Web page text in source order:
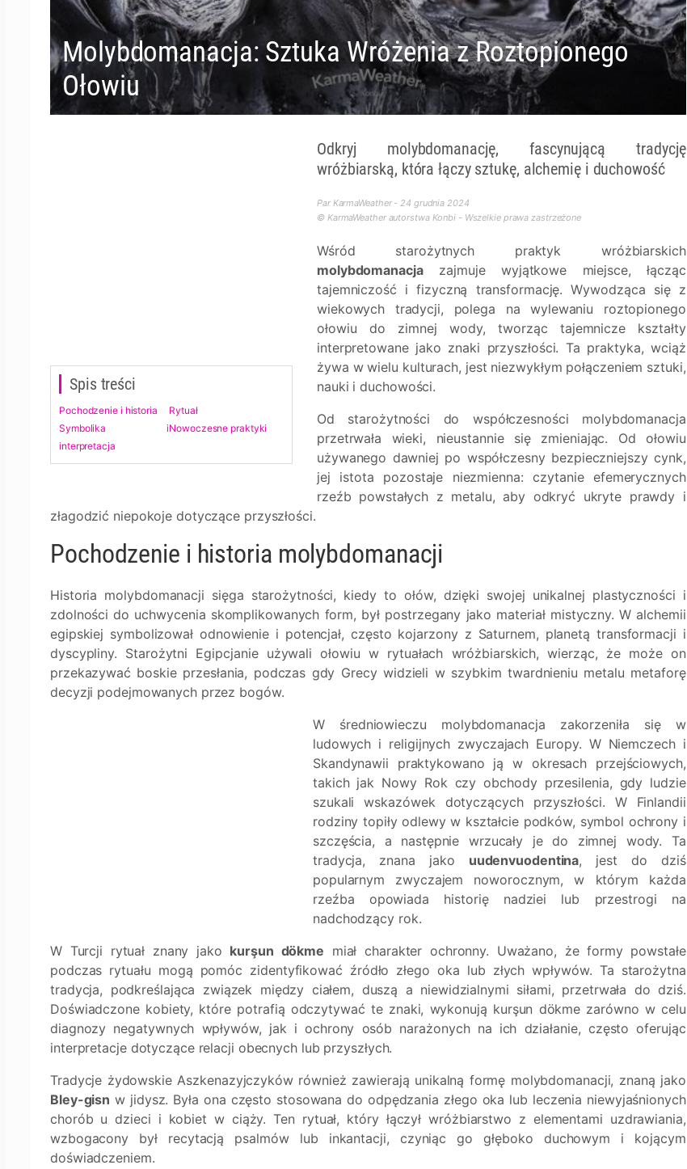
Molybdomanacja: Sztuka Wróżenia z Roztopionego
Ołowiu
Spis treści
Pochodzenie i historia
Rytuał
Symbolika i
interpretacja
Nowoczesne praktyki
Odkryj molybdomanację, fascynującą tradycję
wróżbiarską, która łączy sztukę, alchemię i duchowość
Par KarmaWeather - 24 grudnia 2024
© KarmaWeather autorstwa Konbi - Wszelkie prawa zastrzeżone
Wśród starożytnych praktyk wróżbiarskich
molybdomanacjazajmuje wyjątkowe miejsce, łącząc
tajemniczość i fizyczną transformację. Wywodząca się z
wiekowych tradycji, polega na wylewaniu roztopionego
ołowiu do zimnej wody, tworząc tajemnicze kształty
interpretowane jako znaki przyszłości. Ta praktyka, wciąż
żywa w wielu kulturach, jest niezwykłym połączeniem sztuki,
nauki i duchowości.
Od starożytności do współczesności molybdomanacja
przetrwała wieki, nieustannie się zmieniając. Od ołowiu
używanego dawniej po współczesny bezpieczniejszy cynk,
jej istota pozostaje niezmienna: czytanie efemerycznych
rzeźb powstałych z metalu, aby odkryć ukryte prawdy i
złagodzić niepokoje dotyczące przyszłości.
Pochodzenie i historia molybdomanacji
Historia molybdomanacji sięga starożytności, kiedy to ołów, dzięki swojej unikalnej plastyczności i
zdolności do uchwycenia skomplikowanych form, był postrzegany jako materiał mistyczny. W alchemii
egipskiej symbolizował odnowienie i potencjał, często kojarzony z Saturnem, planetą transformacji i
dyscypliny. Starożytni Egipcjanie używali ołowiu w rytuałach wróżbiarskich, wierząc, że może on
przekazywać boskie przesłania, podczas gdy Grecy widzieli w szybkim twardnieniu metalu metaforę
decyzji podejmowanych przez bogów.
W średniowieczu molybdomanacja zakorzeniła się w
ludowych i religijnych zwyczajach Europy. W Niemczech i
Skandynawii praktykowano ją w okresach przejściowych,
takich jak Nowy Rok czy obchody przesilenia, gdy ludzie
szukali wskazówek dotyczących przyszłości. W Finlandii
rodziny topiły odlewy w kształcie podków, symbol ochrony i
szczęścia, a następnie wrzucały je do zimnej wody. Ta
tradycja, znana jako uudenvuodentina, jest do dziś
popularnym zwyczajem noworocznym, w którym każda
rzeźba opowiada historię nadziei lub przestrogi na
nadchodzący rok.
W Turcji rytuał znany jako kurşun dökme miał charakter ochronny. Uważano, że formy powstałe
podczas rytuału mogą pomóc zidentyfikować źródło złego oka lub złych wpływów. Ta starożytna
tradycja, podkreślająca związek między ciałem, duszą a niewidzialnymi siłami, przetrwała do dziś.
Doświadczone kobiety, które potrafią odczytywać te znaki, wykonują kurşun dökme zarówno w celu
diagnozy negatywnych wpływów, jak i ochrony osób narażonych na ich działanie, często oferując
interpretacje dotyczące relacji obecnych lub przyszłych.
Tradycje żydowskie Aszkenazyjczyków również zawierają unikalną formę molybdomanacji, znaną jako
Bley-gisn w jidysz. Była ona często stosowana do odpędzania złego oka lub leczenia niewyjaśnionych
chorób u dzieci i kobiet w ciąży. Ten rytuał, który łączył wróżbiarstwo z elementami uzdrawiania,
wzbogacony był recytacją psalmów lub inkantacji, czyniąc go głęboko duchowym i kojącym
doświadczeniem.